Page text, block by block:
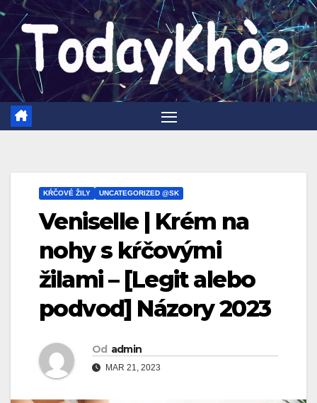
Prejsť
na
obsah
KŔČOVÉ ŽILY UNCATEGORIZED @SK
Veniselle | Krém na
nohy s kŕčovými
žilami – [Legit alebo
podvod] Názory 2023
Od admin
MAR 21, 2023